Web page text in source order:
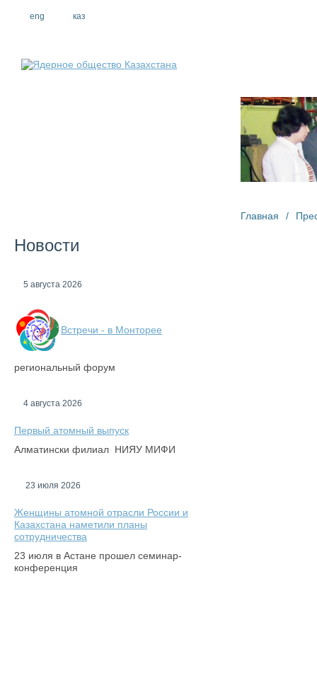
eng каз
Новости
5 августа 2026
Встречи - в Монторее
региональный форум
4 августа 2026
Первый атомный выпуск
Алматински филиал НИЯУ МИФИ
23 июля 2026
Женщины атомной отрасли России и
Казахстана наметили планы
сотрудничества
23 июля в Астане прошел семинар-
конференция
Главная /